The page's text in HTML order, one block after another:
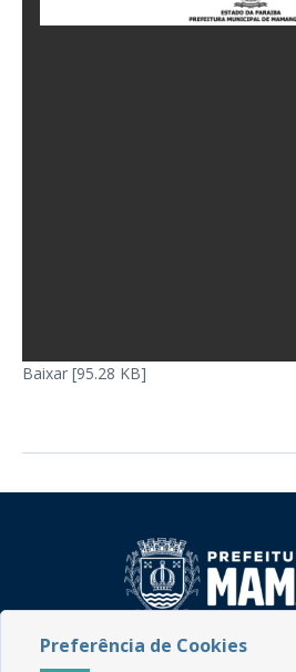
Baixar [95.28 KB]
Rua do Imperador, 78, Centro
Preferência de Cookies